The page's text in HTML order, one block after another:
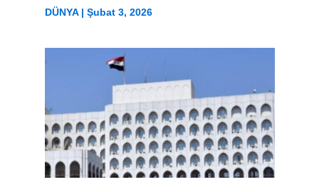
DÜNYA| Şubat 3, 2026